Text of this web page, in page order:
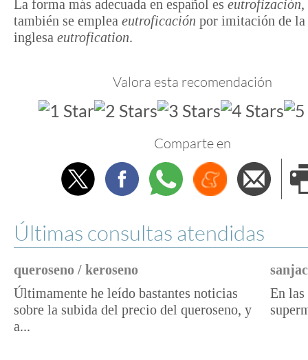
La forma más adecuada en español es eutrofización,
también se emplea eutroficación por imitación de la
inglesa eutrofication.
Valora esta recomendación
Comparte en
TwitterFacebookWhatsappMenéame
Últimas consultas atendidas
queroseno / keroseno
Últimamente he leído bastantes noticias
sobre la subida del precio del queroseno, y
a...
En las